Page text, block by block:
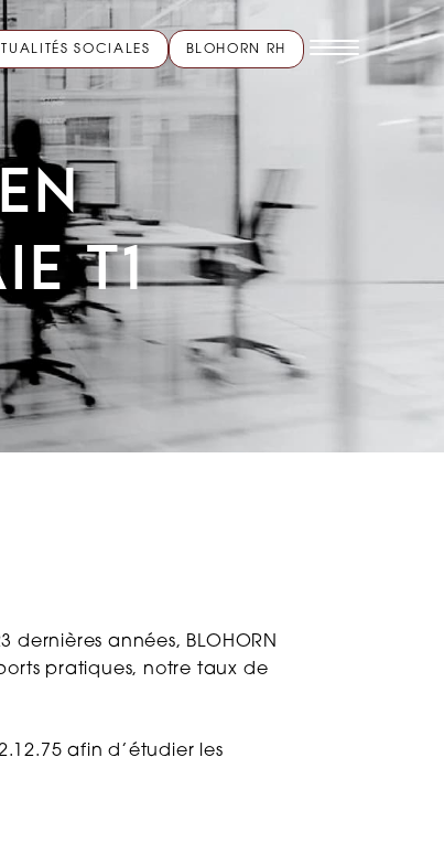
SOCIALES BLOHORN RH
T1
dernières années, BLOHORN
pratiques, notre taux de
afin d’étudier les